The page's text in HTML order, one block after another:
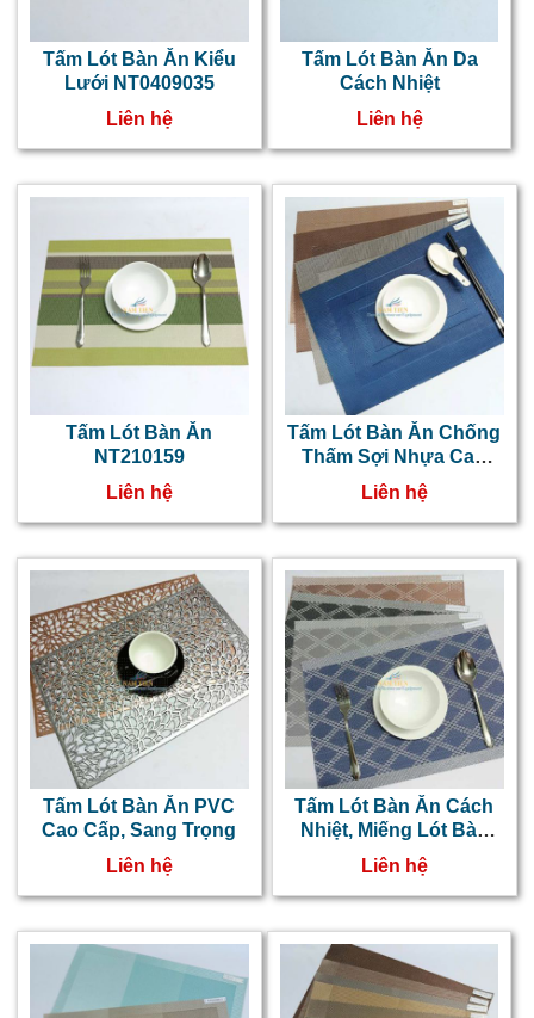
Tấm Lót Bàn Ăn Kiểu
Lưới NT0409035
Liên hệ
Tấm Lót Bàn Ăn Da
Cách Nhiệt
Liên hệ
Tấm Lót Bàn Ăn
NT210159
Liên hệ
Tấm Lót Bàn Ăn Chống
Thấm Sợi Nhựa Cao
Cấp NT010532
Liên hệ
Tấm Lót Bàn Ăn PVC
Cao Cấp, Sang Trọng
Liên hệ
Tấm Lót Bàn Ăn Cách
Nhiệt, Miếng Lót Bàn
Chén Dĩa NT10154TH
Liên hệ